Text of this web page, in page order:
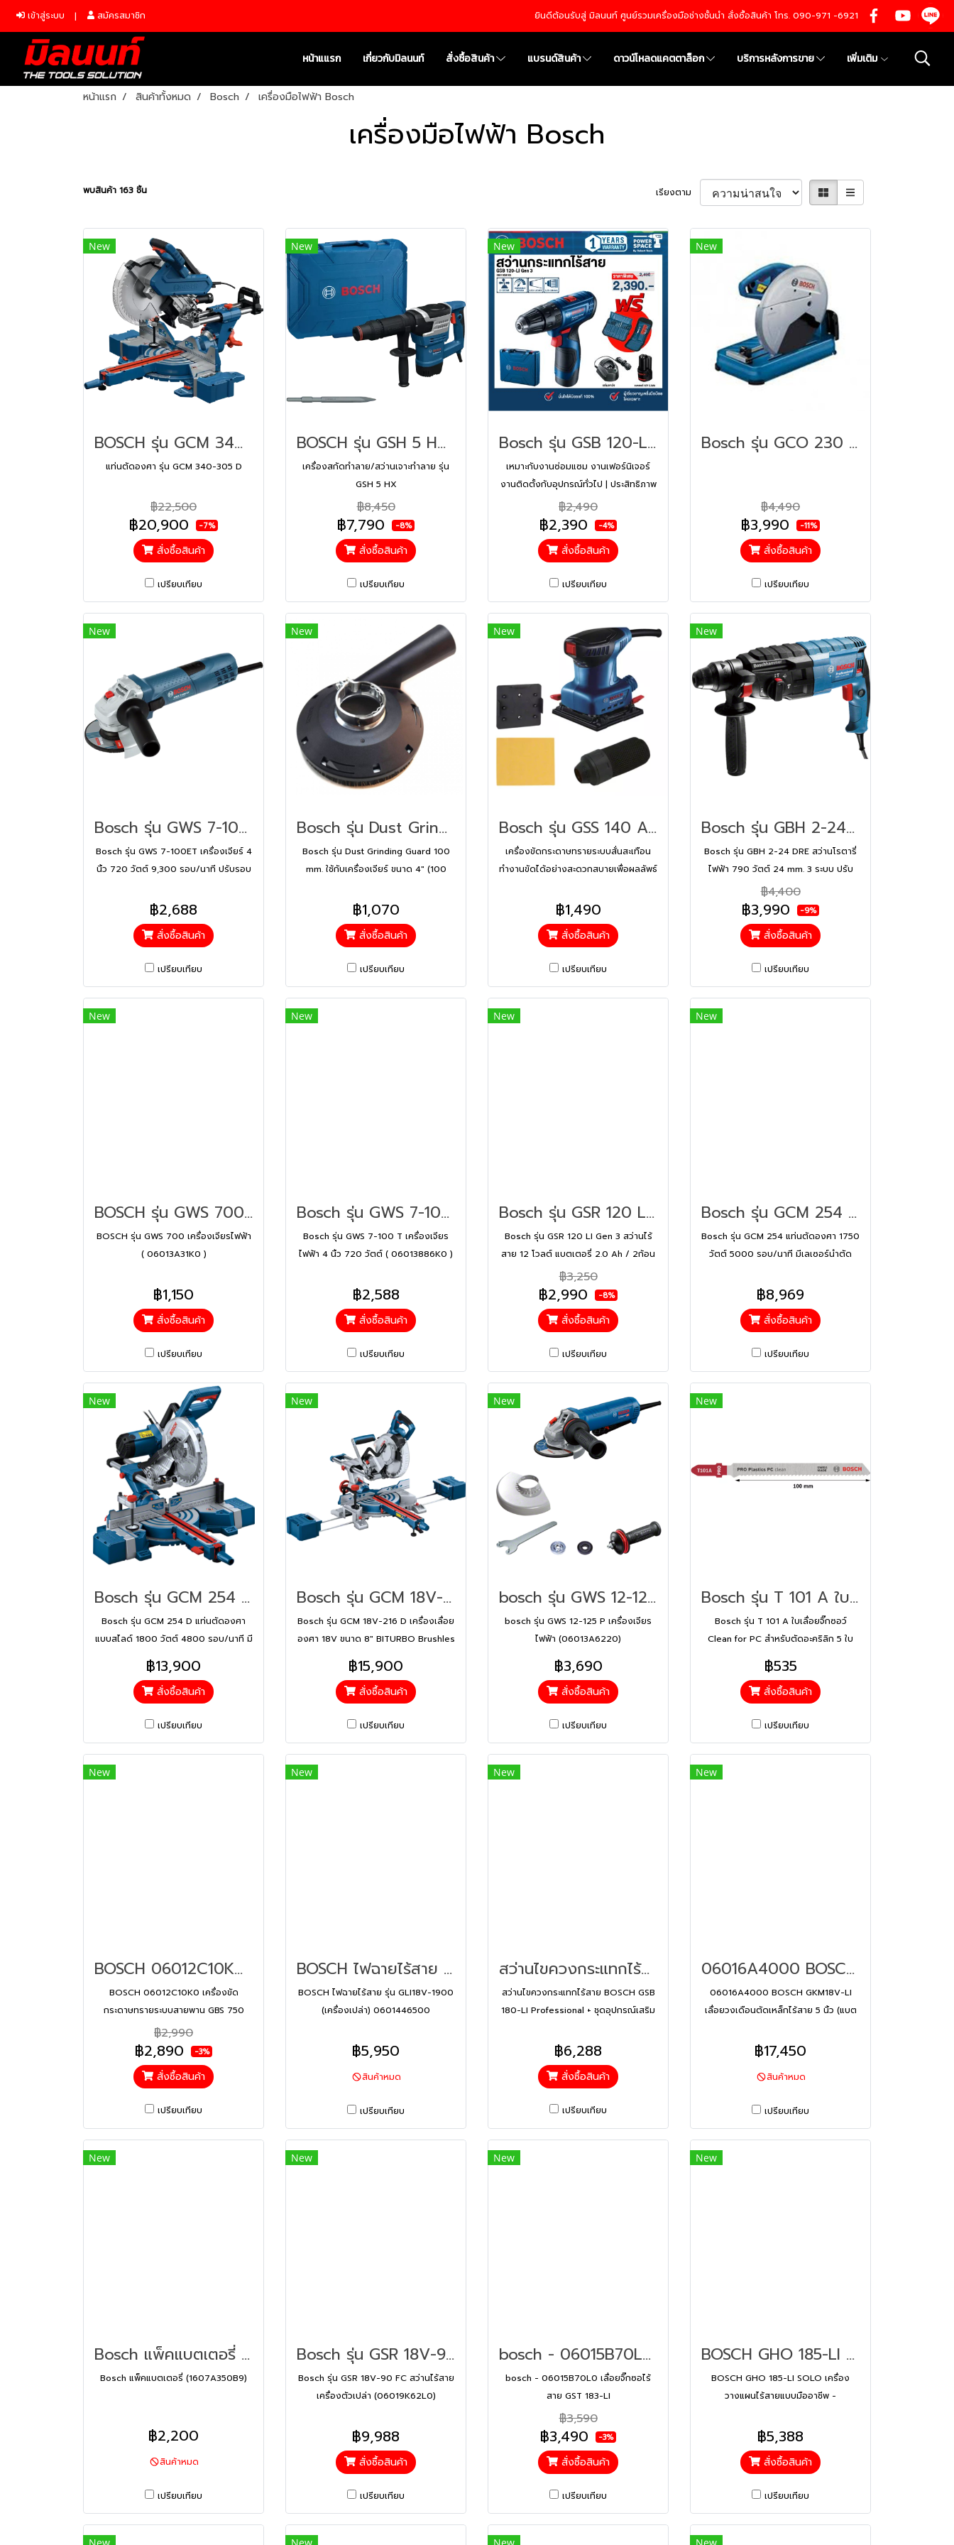
เข้าสู่ระบบ สมัครสมาชิก ยินดีต้อนรับสู่ มิลนนท์ ศูนย์รวมเครื่องมือช่างชั้นนำ สั่งซื้อสินค้า โทร. 090-971 -6921
หน้าแแรก เกี่ยวกับมิลนนท์ สั่งซื้อสินค้า แบรนด์สินค้า ดาวน์โหลดแคตตาล็อก บริการหลังการขาย เพิ่มเติม
หน้าแรก สินค้าทั้งหมด Bosch เครื่องมือไฟฟ้า Bosch
เครื่องมือไฟฟ้า Bosch
พบสินค้า 163 ชิ้น เรียงตาม
New
BOSCH รุ่น GCM 340-305 D แท่นตัดองศา รหัส 0601B600K0
แท่นตัดองศา รุ่น GCM 340-305 D
฿22,500
฿20,900 -7%
สั่งซื้อสินค้า
เปรียบเทียบ
New
BOSCH รุ่น GSH 5 HX เครื่องสกัดทำลาย/สว่านเจาะทำลาย รหัส 06113388K1
เครื่องสกัดทำลาย/สว่านเจาะทำลาย รุ่น
GSH 5 HX
฿8,450
฿7,790 -8%
สั่งซื้อสินค้า
เปรียบเทียบ
New
Bosch รุ่น GSB 120-LI Gen 3 สว่านกระแทกไร้สาย 12 โวลต์ แบตเตอรี่ 2.0 Ah 1 ก้อน และแท่นชาร์จ (06019G81K5)
เหมาะกับงานซ่อมแซม งานเฟอร์นิเจอร์
งานติดตั้งกับอุปกรณ์ทั่วไป | ประสิทธิภาพ
การทำงานสูงและแรงบิดที่ดีเยี่ยม | ระบบ
Electronic Cell Protection | ชุดเกียร์
ความเร็ว 2 ระดับ | กะทัดรัด สะดวกในการ
ใช้งาน
฿2,490
฿2,390 -4%
สั่งซื้อสินค้า
เปรียบเทียบ
New
Bosch รุ่น GCO 230 แท่นตัดไฟเบอร์ 14" (0601B560K0)
฿4,490
฿3,990 -11%
สั่งซื้อสินค้า
เปรียบเทียบ
New
Bosch รุ่น GWS 7-100ET เครื่องเจียร์ 4 นิ้ว 720 วัตต์ 9,300 รอบ/นาที ปรับรอบได้ (06013885K0)
Bosch รุ่น GWS 7-100ET เครื่องเจียร์ 4
นิ้ว 720 วัตต์ 9,300 รอบ/นาที ปรับรอบ
฿2,688
สั่งซื้อสินค้า
เปรียบเทียบ
New
Bosch รุ่น Dust Grinding Guard 100 mm. ใช้กับเครื่องเจียร์ ขนาด 4" (100 มม.) ( 2608000629 )
Bosch รุ่น Dust Grinding Guard 100
mm. ใช้กับเครื่องเจียร์ ขนาด 4" (100
฿1,070
สั่งซื้อสินค้า
เปรียบเทียบ
New
Bosch รุ่น GSS 140 A เครื่องขัดแบบส่าย (06012A80K2)
เครื่องขัดกระดาษทรายระบบสั่นสะเทือน
ทำงานขัดได้อย่างสะดวกสบายเพื่อผลลัพธ์
฿1,490
สั่งซื้อสินค้า
เปรียบเทียบ
New
Bosch รุ่น GBH 2-24 DRE สว่านโรตารี่ไฟฟ้า 790 วัตต์ 24 mm. 3 ระบบ ปรับรอบ ซ้าย-ขวาได้ (06112721K0)
Bosch รุ่น GBH 2-24 DRE สว่านโรตารี่
ไฟฟ้า 790 วัตต์ 24 mm. 3 ระบบ ปรับ
รอบ ซ้าย-ขวาได้ (06112721K0)
฿4,400
฿3,990 -9%
สั่งซื้อสินค้า
เปรียบเทียบ
New
BOSCH รุ่น GWS 700 เครื่องเจียรไฟฟ้า ( 06013A31K0 )
BOSCH รุ่น GWS 700 เครื่องเจียรไฟฟ้า
( 06013A31K0 )
฿1,150
สั่งซื้อสินค้า
เปรียบเทียบ
New
Bosch รุ่น GWS 7-100 T เครื่องเจียรไฟฟ้า 4 นิ้ว 720 วัตต์ ( 06013886K0 )
Bosch รุ่น GWS 7-100 T เครื่องเจียร
ไฟฟ้า 4 นิ้ว 720 วัตต์ ( 06013886K0 )
฿2,588
สั่งซื้อสินค้า
เปรียบเทียบ
New
Bosch รุ่น GSR 120 LI Gen 3 สว่านไร้สาย 12 โวลต์ แบตเตอรี่ 2.0 Ah / 2ก้อน แท่นชาร์จ (06019G80K0)
Bosch รุ่น GSR 120 LI Gen 3 สว่านไร้
สาย 12 โวลต์ แบตเตอรี่ 2.0 Ah / 2ก้อน
แท่นชาร์จ (06019G80K0)
฿3,250
฿2,990 -8%
สั่งซื้อสินค้า
เปรียบเทียบ
New
Bosch รุ่น GCM 254 แท่นตัดองศา 1750 วัตต์ 5000 รอบ/นาที มีเลเซอร์นำตัด พร้อมใบตัดไม้ Expert 40 T ( 0601B520K0 )
Bosch รุ่น GCM 254 แท่นตัดองศา 1750
วัตต์ 5000 รอบ/นาที มีเลเซอร์นำตัด
0601B520K0 )
฿8,969
สั่งซื้อสินค้า
เปรียบเทียบ
New
Bosch รุ่น GCM 254 D แท่นตัดองศา แบบสไลด์ 1800 วัตต์ 4800 รอบ/นาที มีเลเซอร์นำตัด พร้อมใบตัดไม้ Expert 40 T ( 0601B530K0 )
Bosch รุ่น GCM 254 D แท่นตัดองศา
แบบสไลด์ 1800 วัตต์ 4800 รอบ/นาที มี
T ( 0601B530K0 )
฿13,900
สั่งซื้อสินค้า
เปรียบเทียบ
New
Bosch รุ่น GCM 18V-216 D เครื่องเลื่อยองศา 18V ขนาด 8" BITURBO Brushles ตัดลึกได้ 66 ม.ม. เลเซอร์นำตัด 2 เส้น (0601B51080)
Bosch รุ่น GCM 18V-216 D เครื่องเลื่อย
องศา 18V ขนาด 8" BITURBO Brushles
(0601B51080)
฿15,900
สั่งซื้อสินค้า
เปรียบเทียบ
New
bosch รุ่น GWS 12-125 P เครื่องเจียรไฟฟ้า (06013A6220)
bosch รุ่น GWS 12-125 P เครื่องเจียร
ไฟฟ้า (06013A6220)
฿3,690
สั่งซื้อสินค้า
เปรียบเทียบ
New
Bosch รุ่น T 101 A ใบเลื่อยจิ๊กซอว์ Clean for PC สำหรับตัดอะคริลิก 5 ใบ (2608631010)
Bosch รุ่น T 101 A ใบเลื่อยจิ๊กซอว์
Clean for PC สำหรับตัดอะคริลิก 5 ใบ
฿535
สั่งซื้อสินค้า
เปรียบเทียบ
New
BOSCH 06012C10K0 เครื่องขัดกระดาษทรายระบบสายพาน GBS 750
BOSCH 06012C10K0 เครื่องขัด
กระดาษทรายระบบสายพาน GBS 750
฿2,990
฿2,890 -3%
สั่งซื้อสินค้า
เปรียบเทียบ
New
BOSCH ไฟฉายไร้สาย รุ่น GLI18V-1900 (เครื่องเปล่า) 0601446500
BOSCH ไฟฉายไร้สาย รุ่น GLI18V-1900
(เครื่องเปล่า) 0601446500
฿5,950
สินค้าหมด
เปรียบเทียบ
New
สว่านไขควงกระแทกไร้สาย BOSCH GSB 180-LI Professional + ชุดอุปกรณ์เสริม 41 ชิ้น พร้อมกล่องเครื่องมือ Bosch Tool Box PRO 06019F83K2
สว่านไขควงกระแทกไร้สาย BOSCH GSB
180-LI Professional + ชุดอุปกรณ์เสริม
Box PRO 06019F83K2
฿6,288
สั่งซื้อสินค้า
เปรียบเทียบ
New
06016A4000 BOSCH GKM18V-LI เลื่อยวงเดือนตัดเหล็กไร้สาย 5 นิ้ว (แบต 4.0 Ah x 2 | แท่นชาร์ทเร็ว x 1)
06016A4000 BOSCH GKM18V-LI
เลื่อยวงเดือนตัดเหล็กไร้สาย 5 นิ้ว (แบต
฿17,450
สินค้าหมด
เปรียบเทียบ
New
Bosch แพ็คแบตเตอรี่ (1607A350B9)
Bosch แพ็คแบตเตอรี่ (1607A350B9)
฿2,200
สินค้าหมด
เปรียบเทียบ
New
Bosch รุ่น GSR 18V-90 FC สว่านไร้สาย เครื่องตัวเปล่า (06019K62L0)
Bosch รุ่น GSR 18V-90 FC สว่านไร้สาย
เครื่องตัวเปล่า (06019K62L0)
฿9,988
สั่งซื้อสินค้า
เปรียบเทียบ
New
bosch - 06015B70L0 เลื่อยจิ๊กซอไร้สาย GST 183-LI
bosch - 06015B70L0 เลื่อยจิ๊กซอไร้
สาย GST 183-LI
฿3,590
฿3,490 -3%
สั่งซื้อสินค้า
เปรียบเทียบ
New
BOSCH GHO 185-LI SOLO เครื่องวางแผนไร้สายแบบมืออาชีพ - 06015B5080
BOSCH GHO 185-LI SOLO เครื่อง
วางแผนไร้สายแบบมืออาชีพ -
฿5,388
สั่งซื้อสินค้า
เปรียบเทียบ
New New New New